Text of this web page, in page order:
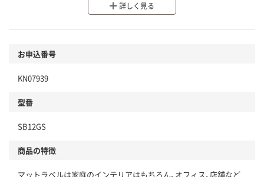
分別・リサイクルしやすい設計
商品
本体
仕組
詳しく見る
お申込番号
KN07939
型番
SB12GS
商品の特徴
マットラベルは家庭のインテリアはもちろん、オフィス、店舗など